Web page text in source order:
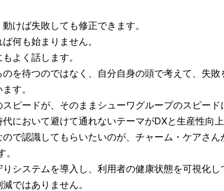
けば失敗しても修正できます。
何も始まりません。
よく話します。
を待つのではなく、自分自身の頭で考えて、失
す。
ピードが、そのままシューワグループのスピード
において避けて通れないテーマがDXと生産性向上
で認識してもらいたいのが、チャーム・ケアさん
システムを導入し、利用者の健康状態を可視化し
ではありません。